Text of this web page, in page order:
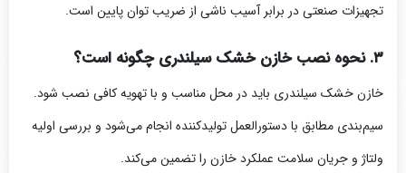
تجهیزات صنعتی در برابر آسیب ناشی از ضریب توان پایین است.
۳. نحوه نصب خازن خشک سیلندری چگونه است؟
خازن خشک سیلندری باید در محل مناسب و با تهویه کافی نصب شود.
سیم‌بندی مطابق با دستورالعمل تولیدکننده انجام می‌شود و بررسی اولیه
ولتاژ و جریان سلامت عملکرد خازن را تضمین می‌کند.